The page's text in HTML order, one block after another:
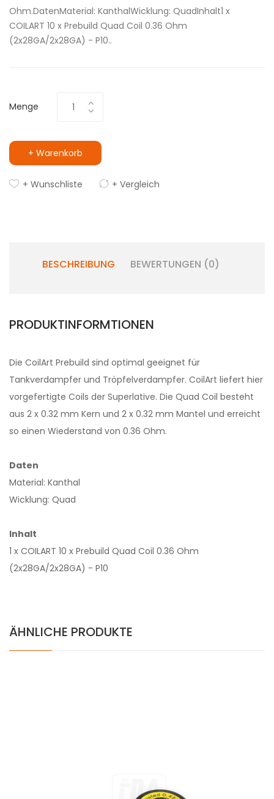
Ohm.DatenMaterial: KanthalWicklung: QuadInhalt1 x
COILART 10 x Prebuild Quad Coil 0.36 Ohm
(2x28GA/2x28GA) - P10..
Menge
+ Warenkorb
+ Wunschliste + Vergleich
BESCHREIBUNG BEWERTUNGEN (0)
PRODUKTINFORMTIONEN
Die CoilArt Prebuild sind optimal geeignet für
Tankverdampfer und Tröpfelverdampfer. CoilArt liefert hier
vorgefertigte Coils der Superlative. Die Quad Coil besteht
aus 2 x 0.32 mm Kern und 2 x 0.32 mm Mantel und erreicht
so einen Wiederstand von 0.36 Ohm.
Daten
Material: Kanthal
Wicklung: Quad
Inhalt
1 x COILART 10 x Prebuild Quad Coil 0.36 Ohm
(2x28GA/2x28GA) - P10
ÄHNLICHE PRODUKTE